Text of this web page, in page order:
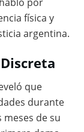
física y
argentina.
que
durante
de su